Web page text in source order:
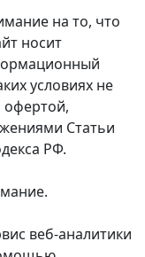
на то, что
носит
условиях не
офертой,
Статьи
РФ.
веб-аналитики